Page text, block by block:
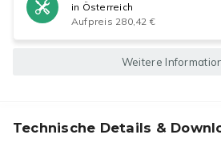
in Österreich
Aufpreis 280,42 €
Weitere
Technische Details &